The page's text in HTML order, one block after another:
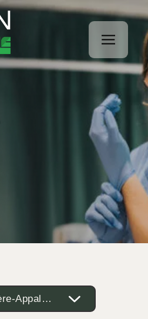
12 Chaudière-Appalaches